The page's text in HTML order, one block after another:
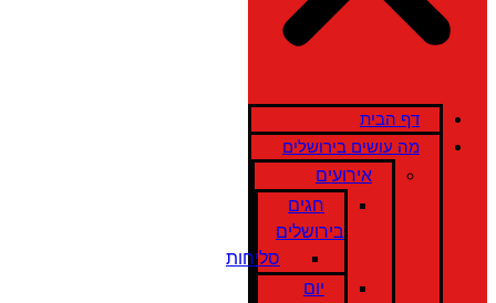
דף הבית
מה עושים בירושלים
אירועים
חגים
בירושלים
סליחות
יום